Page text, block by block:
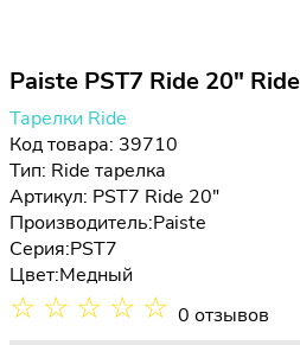
Paiste PST7 Ride 20"
Тарелки Ride
Код товара: 39710
Тип: Ride тарелка
Артикул: PST7 Ride 20"
Производитель:Paiste
Серия:PST7
Цвет:Медный
☆ ☆ ☆ ☆ ☆ 0 отзывов